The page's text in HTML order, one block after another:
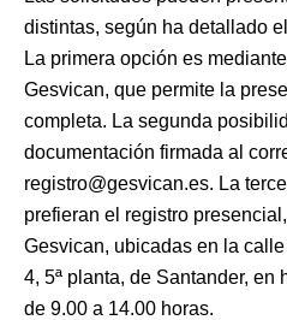
distintas, según ha detallado
La primera opción es
Gesvican, que permite la
completa. La segunda
documentación firmada al
registro@gesvican.es. La
prefieran el registro
Gesvican, ubicadas en la
4, 5ª planta, de Santander, en
de 9.00 a 14.00 horas.